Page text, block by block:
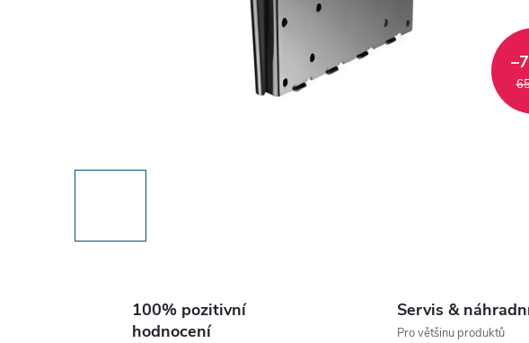
100% pozitivní
hodnocení
Servis &
Pro většinu produktů